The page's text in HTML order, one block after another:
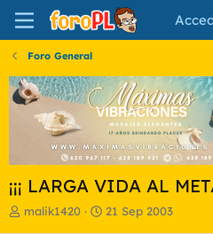
Foro General
¡¡¡ LARGA VIDA AL
Imalik1420
F
21 Sep 2003